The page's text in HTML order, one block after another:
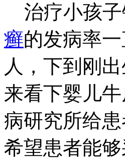
治疗小孩子
癣的发病率
人，下到刚
来看下婴儿
病研究所给
希望患者能